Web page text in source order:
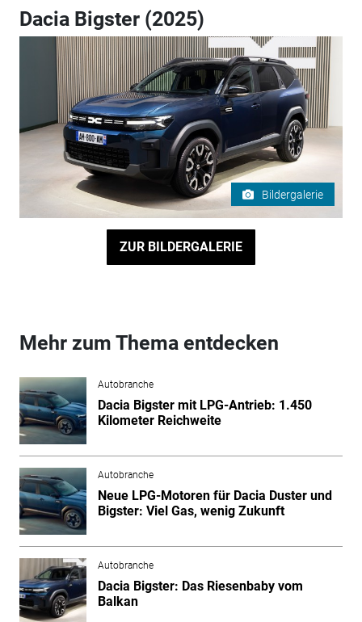
Dacia Bigster (2025)
Bildergalerie
ZUR BILDERGALERIE
Mehr zum Thema entdecken
Autobranche
Dacia Bigster mit LPG-Antrieb: 1.450
Kilometer Reichweite
Autobranche
Neue LPG-Motoren für Dacia Duster und
Bigster: Viel Gas, wenig Zukunft
Autobranche
Dacia Bigster: Das Riesenbaby vom
Balkan